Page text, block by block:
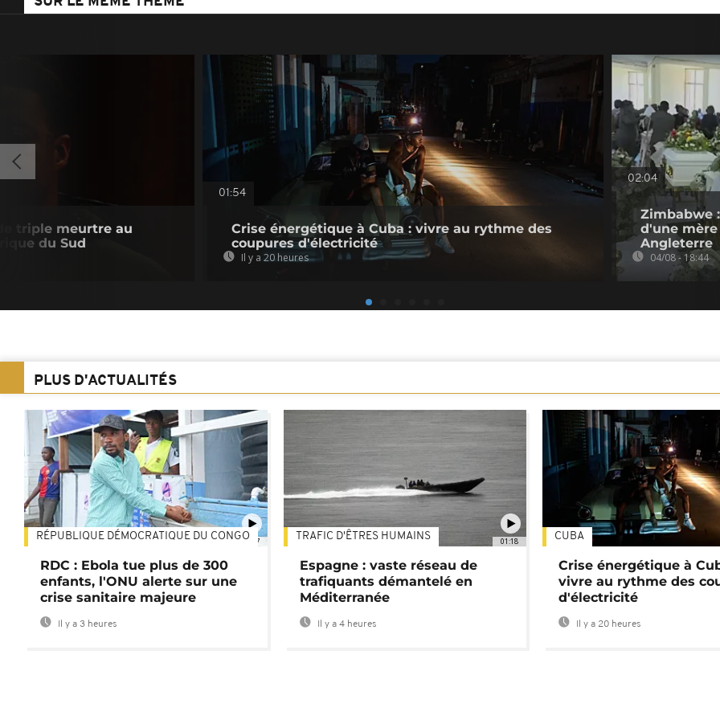
triple meurtre au
du Sud
01:54
Crise énergétique à Cuba : vivre au rythme des
coupures d'électricité
Il y a 20 heures
02:04
Zimbabwe
d'une mère
Angleterre
04/08 - 18:44
PLUS D'ACTUALITÉS
01:47
RÉPUBLIQUE DÉMOCRATIQUE DU CONGO
RDC : Ebola tue plus de 300
enfants, l'ONU alerte sur une
crise sanitaire majeure
Il y a 3 heures
01:18
TRAFIC D'ÊTRES HUMAINS
Espagne : vaste réseau de
trafiquants démantelé en
Méditerranée
Il y a 4 heures
CUBA
Crise énergétique à
vivre au rythme des
d'électricité
Il y a 20 heures